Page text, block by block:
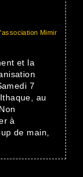
Mimir
et la
7
au
à
de main,